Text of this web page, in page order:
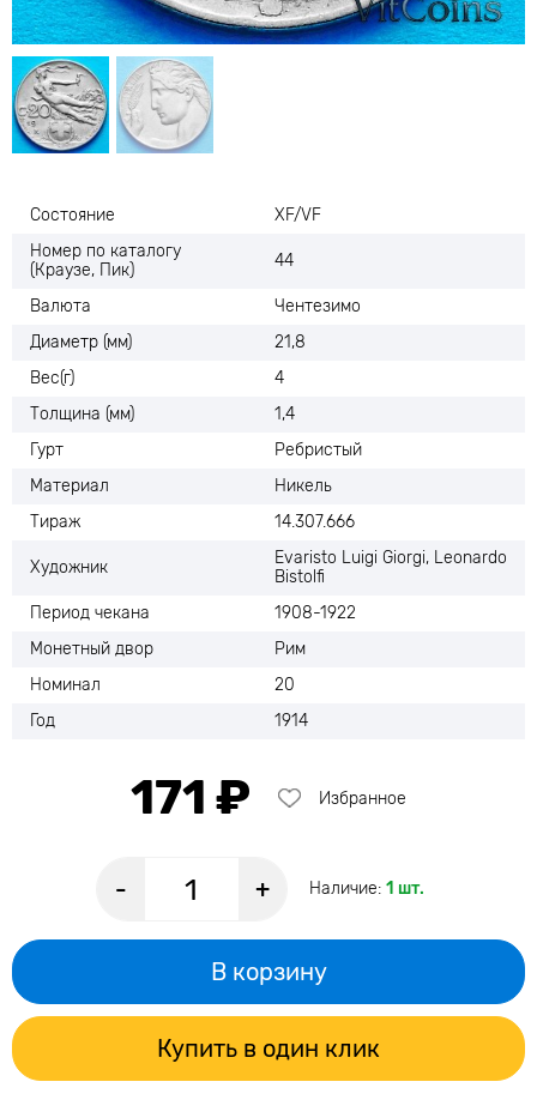
Состояние
XF/VF
Номер по каталогу
(Краузе, Пик)
44
Валюта
Чентезимо
Диаметр (мм)
21,8
Вес(г)
4
Толщина (мм)
1,4
Гурт
Ребристый
Материал
Никель
Тираж
14.307.666
Художник
Evaristo Luigi Giorgi, Leonardo
Bistolfi
Период чекана
1908-1922
Монетный двор
Рим
Номинал
20
Год
1914
171 ₽ Избранное
- + Наличие: 1 шт.
В корзину
Купить в один клик